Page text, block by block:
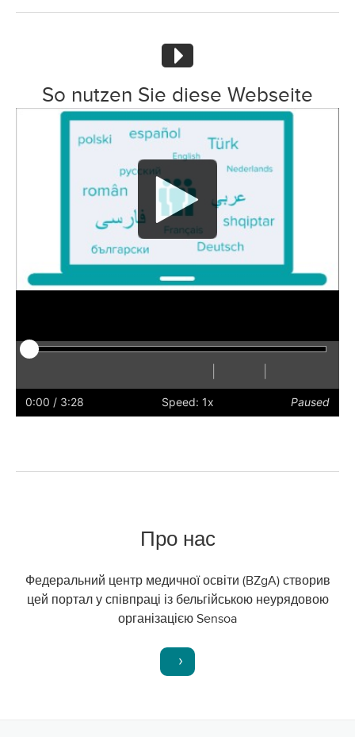
So nutzen Sie diese Webseite
Hide
captions
FasterSlower
full
screen
0:00 / 3:28 Speed: 1x Paused
Про нас
Федеральний центр медичної освіти (BZgA) створив
цей портал у співпраці із бельгійською неурядовою
організацією Sensoa